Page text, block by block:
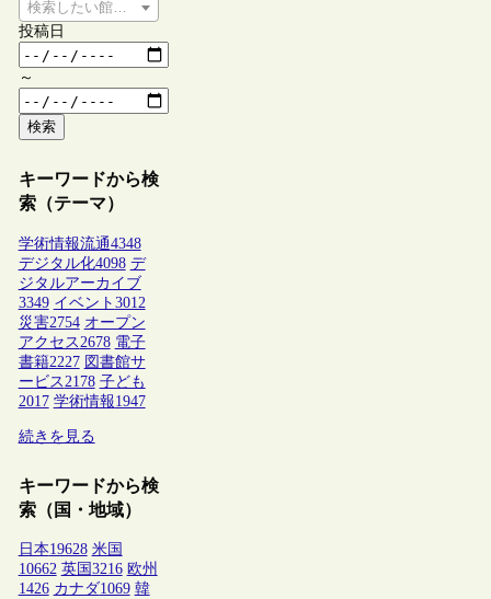
検索したい館種を選択してください
投稿日
～
検索
キーワードから検
索（テーマ）
学術情報流通4348
デジタル化4098 デ
ジタルアーカイブ
3349 イベント 3012
災害2754 オープン
アクセス 2678 電子
書籍2227 図書館サ
ービス 2178 子ども
2017 学術情報1947
続きを見る
キーワードから検
索（国・地域）
日本19628 米国
10662 英国 3216 欧州
1426 カナダ1069 韓